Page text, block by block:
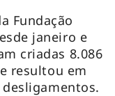
Fundação
janeiro e
criadas 8.086
resultou em